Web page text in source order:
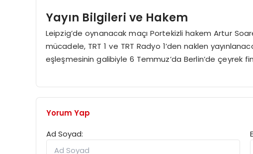
Yayın Bilgileri ve Hakem
Leipzig’de oynanacak maçı Portekizli hakem Artur
mücadele, TRT 1 ve TRT Radyo 1’den naklen
eşleşmesinin galibiyle 6 Temmuz’da Berlin’de çeyrek
Yorum Yap
Ad Soyad: